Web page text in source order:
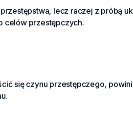
lecz raczej z próbą
celów przestępczych.
się czynu przestępczego,